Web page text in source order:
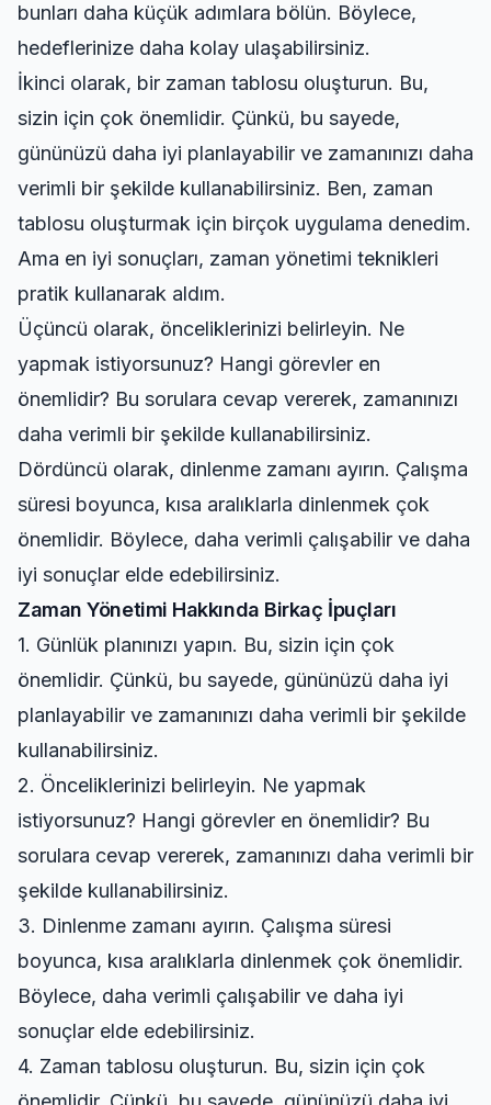
bunları daha küçük adımlara bölün. Böylece,
hedeflerinize daha kolay ulaşabilirsiniz.
İkinci olarak, bir zaman tablosu oluşturun. Bu,
sizin için çok önemlidir. Çünkü, bu sayede,
gününüzü daha iyi planlayabilir ve zamanınızı daha
verimli bir şekilde kullanabilirsiniz. Ben, zaman
tablosu oluşturmak için birçok uygulama denedim.
Ama en iyi sonuçları, zaman yönetimi teknikleri
pratik kullanarak aldım.
Üçüncü olarak, önceliklerinizi belirleyin. Ne
yapmak istiyorsunuz? Hangi görevler en
önemlidir? Bu sorulara cevap vererek, zamanınızı
daha verimli bir şekilde kullanabilirsiniz.
Dördüncü olarak, dinlenme zamanı ayırın. Çalışma
süresi boyunca, kısa aralıklarla dinlenmek çok
önemlidir. Böylece, daha verimli çalışabilir ve daha
iyi sonuçlar elde edebilirsiniz.
Zaman Yönetimi Hakkında Birkaç İpuçları
1. Günlük planınızı yapın. Bu, sizin için çok
önemlidir. Çünkü, bu sayede, gününüzü daha iyi
planlayabilir ve zamanınızı daha verimli bir şekilde
kullanabilirsiniz.
2. Önceliklerinizi belirleyin. Ne yapmak
istiyorsunuz? Hangi görevler en önemlidir? Bu
sorulara cevap vererek, zamanınızı daha verimli bir
şekilde kullanabilirsiniz.
3. Dinlenme zamanı ayırın. Çalışma süresi
boyunca, kısa aralıklarla dinlenmek çok önemlidir.
Böylece, daha verimli çalışabilir ve daha iyi
sonuçlar elde edebilirsiniz.
4. Zaman tablosu oluşturun. Bu, sizin için çok